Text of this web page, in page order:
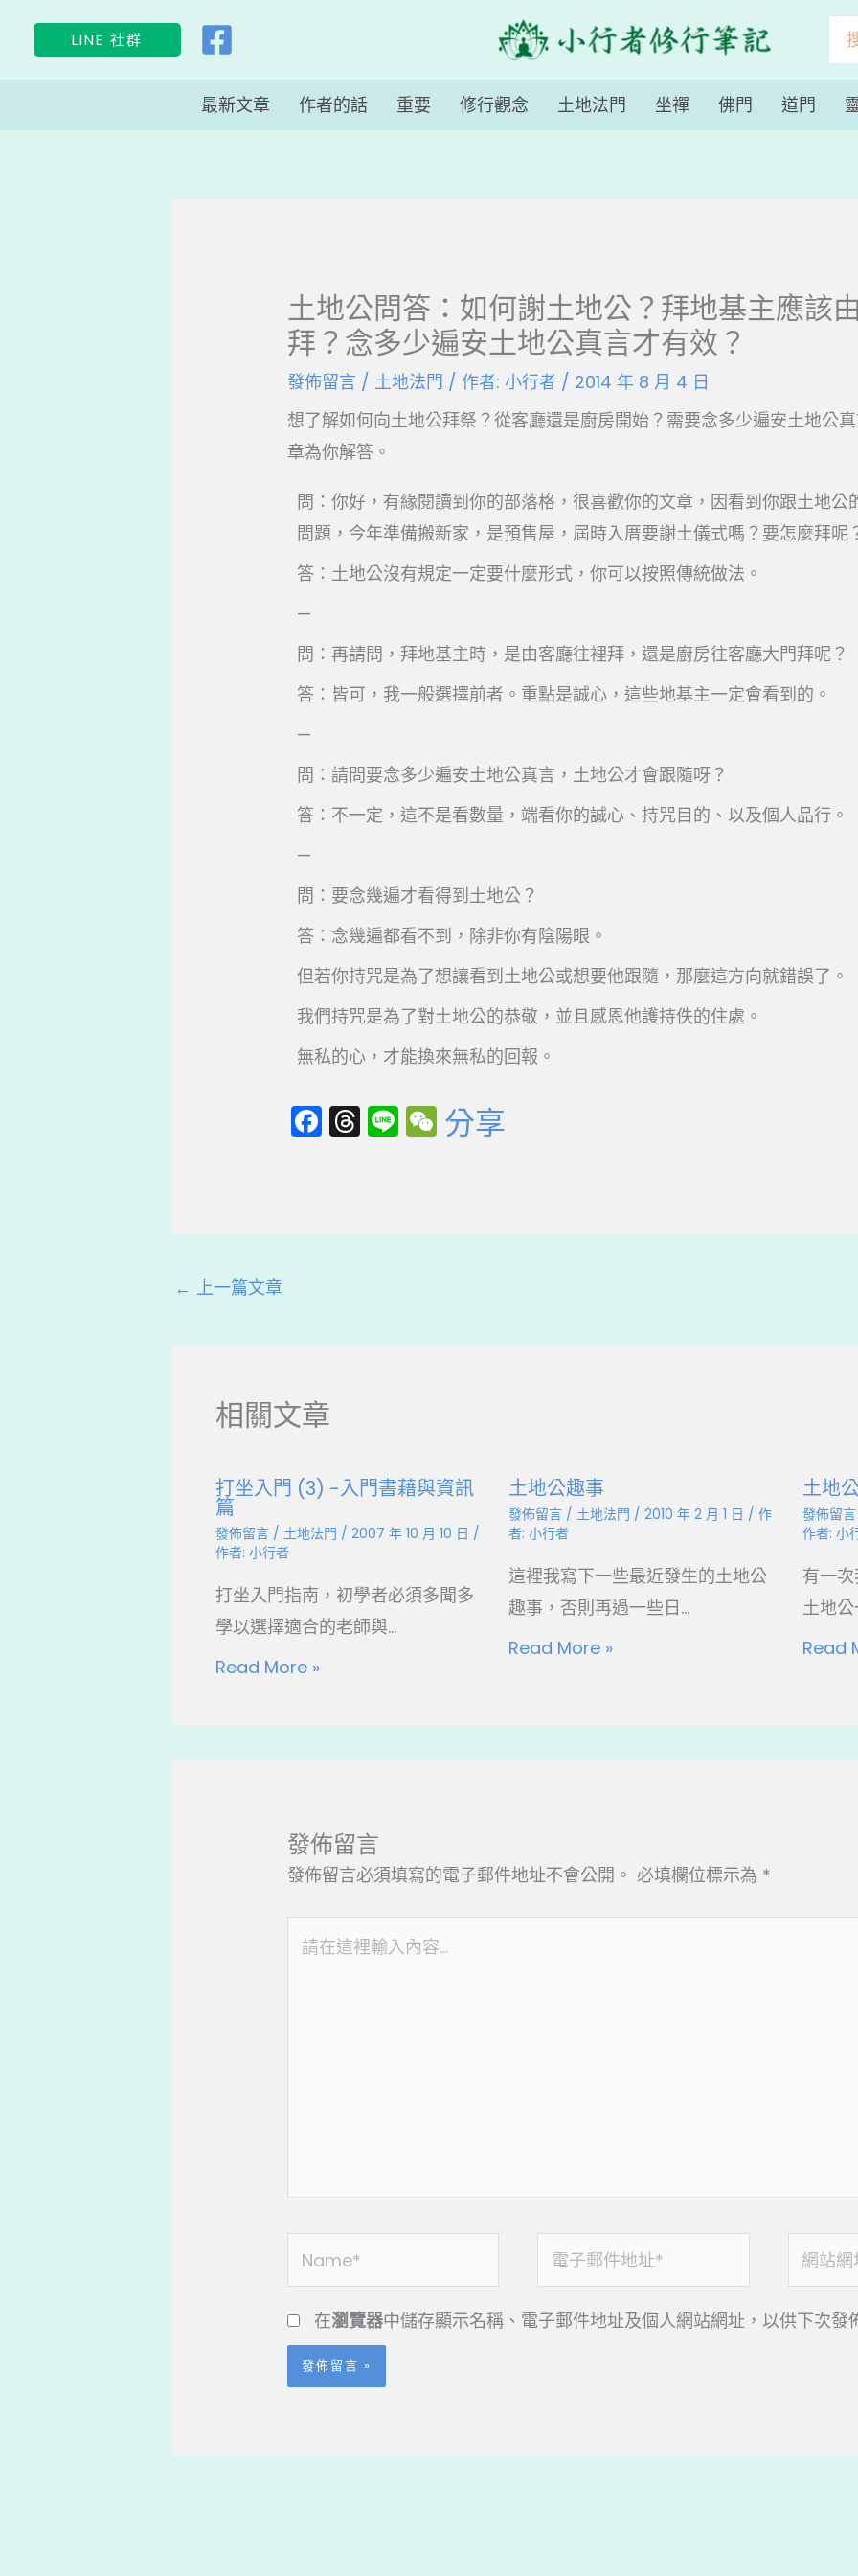
LINE 社群
尋
最新文章 作者的話 重要 修行觀念 土地法門 坐禪 佛門 道門
土地公問答：如何謝土地公？拜地基主應該
拜？念多少遍安土地公真言才有效？
發佈留言 / 土地法門 / 作者:小行者 / 2014 年 8 月 4 日
想了解如何向土地公拜祭？從客廳還是廚房開始？需要念多少遍安土地公
章為你解答。
問：你好，有緣閱讀到你的部落格，很喜歡你的文章，因看到你跟土地公
問題，今年準備搬新家，是預售屋，屆時入厝要謝土儀式嗎？要怎麼拜呢
答：土地公沒有規定一定要什麼形式，你可以按照傳統做法。
—
問：再請問，拜地基主時，是由客廳往裡拜，還是廚房往客廳大門拜呢？
答：皆可，我一般選擇前者。重點是誠心，這些地基主一定會看到的。
—
問：請問要念多少遍安土地公真言，土地公才會跟隨呀？
答：不一定，這不是看數量，端看你的誠心、持咒目的、以及個人品行。
—
問：要念幾遍才看得到土地公？
答：念幾遍都看不到，除非你有陰陽眼。
但若你持咒是為了想讓看到土地公或想要他跟隨，那麼這方向就錯誤了。
我們持咒是為了對土地公的恭敬，並且感恩他護持佚的住處。
無私的心，才能換來無私的回報。
F
a
T
hr
Li
n
W
e
分享
← 上一篇文章
相關文章
打坐入門 (3) -入門書藉與資訊
篇
發佈留言 / 土地法門 / 2007 年 10 月 10 日 /
作者: 小行者
打坐入門指南，初學者必須多聞多
學以選擇適合的老師與...
Read More »
土地公趣事
發佈留言 /土地法門 /2010 年 2 月 1 日 / 作
者:小行者
這裡我寫下一些最近發生的土地公
趣事，否則再過一些日...
Read More »
土地
發佈留言
作者: 小
有一
土地
Read
發佈留言
發佈留言必須填寫的電子郵件地址不會公開。 必填欄位標示為 *
在
Name*
電
子
郵
網
站
網
在瀏覽器中儲存顯示名稱、電子郵件地址及個人網站網址，以供下次發